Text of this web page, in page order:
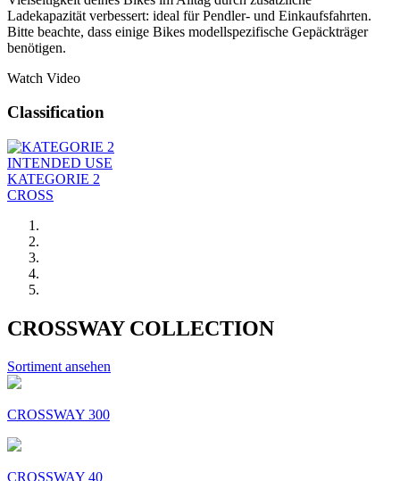
Ladekapazität verbessert: ideal für Pendler- und Einkaufsfahrten.
Bitte beachte, dass einige Bikes modellspezifische Gepäckträger
benötigen.
Watch Video
Classification
INTENDED USE
KATEGORIE 2
CROSS
CROSSWAY COLLECTION
Sortiment ansehen
CROSSWAY 300
CROSSWAY 40